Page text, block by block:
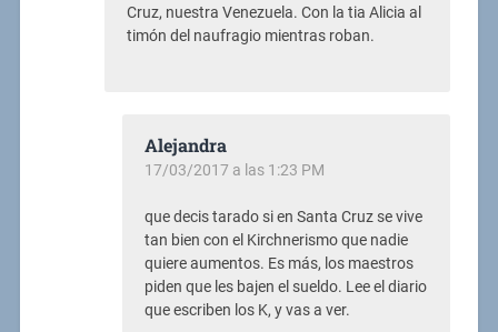
Cruz, nuestra Venezuela. Con la tia Alicia al
timón del naufragio mientras roban.
Alejandra
17/03/2017 a las 1:23 PM
que decis tarado si en Santa Cruz se vive
tan bien con el Kirchnerismo que nadie
quiere aumentos. Es más, los maestros
piden que les bajen el sueldo. Lee el diario
que escriben los K, y vas a ver.